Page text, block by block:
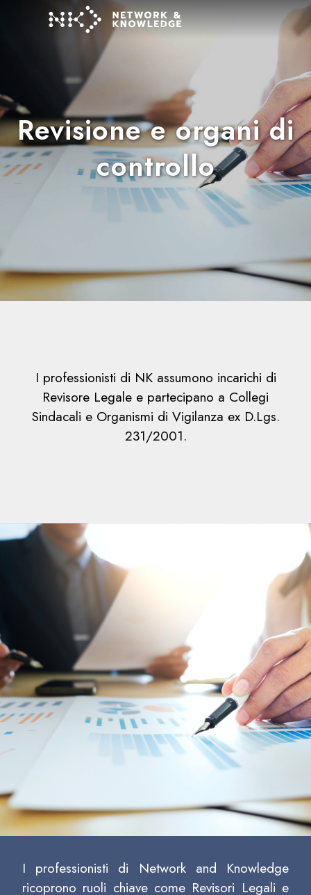
Revisione e organi di
controllo
I professionisti di NK assumono incarichi di
Revisore Legale e partecipano a Collegi
Sindacali e Organismi di Vigilanza ex D.Lgs.
231/2001.
I professionisti di Network and Knowledge
ricoprono ruoli chiave come Revisori Legali e